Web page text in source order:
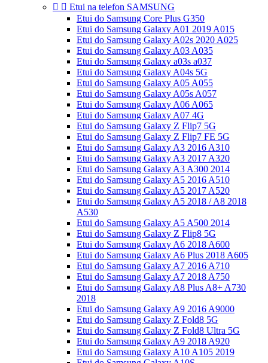
  Etui na telefon SAMSUNG
Etui do Samsung Core Plus G350
Etui do Samsung Galaxy A01 2019 A015
Etui do Samsung Galaxy A02s 2020 A025
Etui do Samsung Galaxy A03 A035
Etui do Samsung Galaxy a03s a037
Etui do Samsung Galaxy A04s 5G
Etui do Samsung Galaxy A05 A055
Etui do Samsung Galaxy A05s A057
Etui do Samsung Galaxy A06 A065
Etui do Samsung Galaxy A07 4G
Etui do Samsung Galaxy Z Flip7 5G
Etui do Samsung Galaxy Z Flip7 FE 5G
Etui do Samsung Galaxy A3 2016 A310
Etui do Samsung Galaxy A3 2017 A320
Etui do Samsung Galaxy A3 A300 2014
Etui do Samsung Galaxy A5 2016 A510
Etui do Samsung Galaxy A5 2017 A520
Etui do Samsung Galaxy A5 2018 / A8 2018
A530
Etui do Samsung Galaxy A5 A500 2014
Etui do Samsung Galaxy Z Flip8 5G
Etui do Samsung Galaxy A6 2018 A600
Etui do Samsung Galaxy A6 Plus 2018 A605
Etui do Samsung Galaxy A7 2016 A710
Etui do Samsung Galaxy A7 2018 A750
Etui do Samsung Galaxy A8 Plus A8+ A730
2018
Etui do Samsung Galaxy A9 2016 A9000
Etui do Samsung Galaxy Z Fold8 5G
Etui do Samsung Galaxy Z Fold8 Ultra 5G
Etui do Samsung Galaxy A9 2018 A920
Etui do Samsung Galaxy A10 A105 2019